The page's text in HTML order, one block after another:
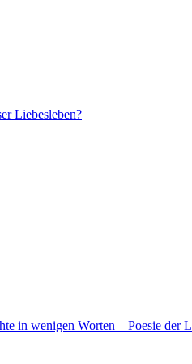
Liebesleben?
in wenigen Worten – Poesie der